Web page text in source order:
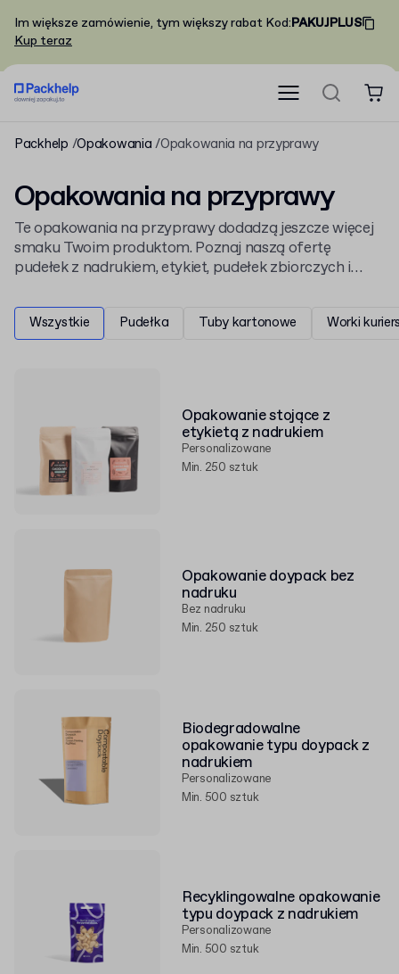
Im większe zamówienie, tym większy rabat Kod:PAKUJPLUS
Kup teraz
Packhelp Opakowania Opakowania na przyprawy
Opakowania na przyprawy
Te opakowania na przyprawy dodadzą jeszcze więcej
smaku Twoim produktom. Poznaj naszą ofertę
pudełek z nadrukiem, etykiet, pudełek zbiorczych i
świeżości.
Wszystkie Pudełka Tuby kartonowe Worki
Opakowanie stojące z
etykietą z nadrukiem
Personalizowane
Min. 250 sztuk
Opakowanie doypack bez
nadruku
Bez nadruku
Min. 250 sztuk
Biodegradowalne
opakowanie typu doypack z
nadrukiem
Personalizowane
Min. 500 sztuk
Recyklingowalne opakowanie
typu doypack z nadrukiem
Personalizowane
Min. 500 sztuk